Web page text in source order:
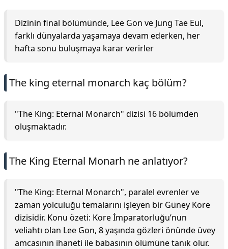
Dizinin final bölümünde, Lee Gon ve Jung Tae Eul,
farklı dünyalarda yaşamaya devam ederken, her
hafta sonu buluşmaya karar verirler
The king eternal monarch kaç bölüm?
"The King: Eternal Monarch" dizisi 16 bölümden
oluşmaktadır.
The King Eternal Monarh ne anlatıyor?
"The King: Eternal Monarch", paralel evrenler ve
zaman yolculuğu temalarını işleyen bir Güney Kore
dizisidir. Konu özeti: Kore İmparatorluğu’nun
veliahtı olan Lee Gon, 8 yaşında gözleri önünde üvey
amcasının ihaneti ile babasının ölümüne tanık olur.